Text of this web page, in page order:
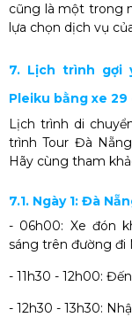
cũng là một trong
lựa chọn dịch vụ
7. Lịch trình gợi
Pleiku bằng xe 29
Lịch trình di
trình Tour Đà
Hãy cùng tham
7.1. Ngày 1: Đà
- 06h00: Xe đón
sáng trên đường đi
- 11h30 - 12h00:
- 12h30 - 13h30: